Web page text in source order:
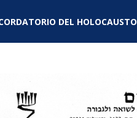
DEL HOLOCAUSTO